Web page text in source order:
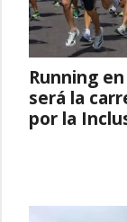
Running
será la
por la